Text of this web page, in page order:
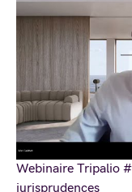
Webinaire Tripalio
jurisprudences